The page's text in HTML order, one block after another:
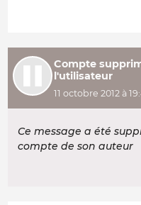
Compte
l'utilisateur
11 octobre 2012 à
Ce message a été
compte de son auteur